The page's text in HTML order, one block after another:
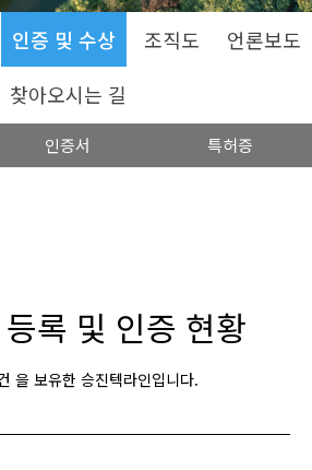
인증 및 수상 조직도
언론보도
찾아오시는 길
인증서 특허증
록 및 인증 현황
을 보유한 승진텍라인입니다.